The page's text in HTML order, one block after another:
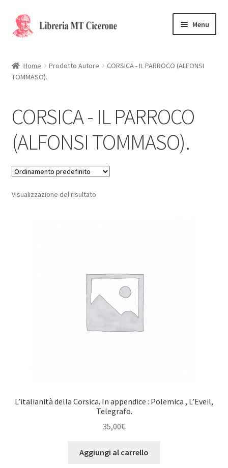
Vai
alla
Vai
al
Menu
Libri rari
Contattaci
Home Prodotto Autore
CORSICA - IL PARROCO (ALFONSI
TOMMASO).
CORSICA - IL PARROCO
(ALFONSI TOMMASO).
Visualizzazione del risultato
L’italianità della Corsica. In appendice : Polemica , L’Eveil,
Telegrafo.
35,00€
Aggiungi al carrello